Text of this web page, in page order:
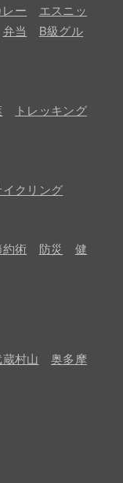
レー
エスニッ
弁当
B級グル
トレッキング
クリング
術 防災
健
村山
奥多摩